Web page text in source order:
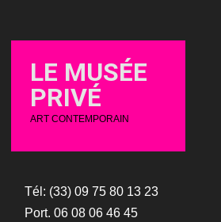
LE MUSÉE
PRIVÉ
ART CONTEMPORAIN
Tél: (33) 09 75 80 13 23
Port. 06 08 06 46 45